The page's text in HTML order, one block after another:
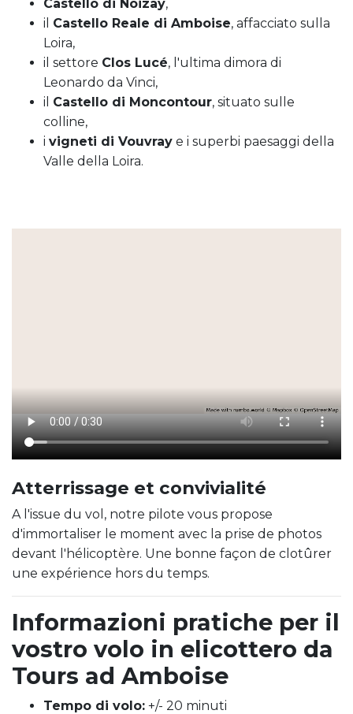
Castello di Noizay,
il Castello Reale di Amboise, affacciato sulla
Loira,
il settore Clos Lucé, l'ultima dimora di
Leonardo da Vinci,
il Castello di Moncontour, situato sulle
colline,
i vigneti di Vouvray e i superbi paesaggi della
Valle della Loira.
Atterrissage et convivialité
A l'issue du vol, notre pilote vous propose
d'immortaliser le moment avec la prise de photos
devant l'hélicoptère. Une bonne façon de clotûrer
une expérience hors du temps.
Informazioni pratiche per il
vostro volo in elicottero da
Tours ad Amboise
Tempo di volo: +/- 20 minuti